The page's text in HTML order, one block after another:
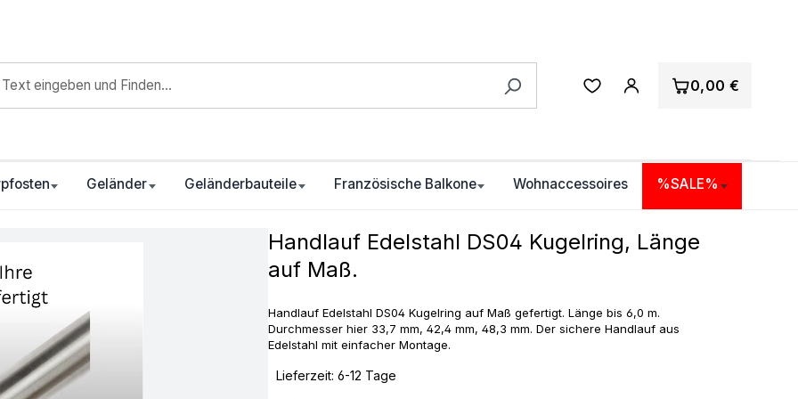
0,00 €
Geländer Geländerbauteile Französische Balkone Wohnaccessoires %SALE%
Handlauf Edelstahl DS04 Kugelring, Länge
auf Maß.
Handlauf Edelstahl DS04 Kugelring auf Maß gefertigt. Länge bis 6,0 m.
Durchmesser hier 33,7 mm, 42,4 mm, 48,3 mm. Der sichere Handlauf aus
Edelstahl mit einfacher Montage.
Lieferzeit: 6-12 Tage